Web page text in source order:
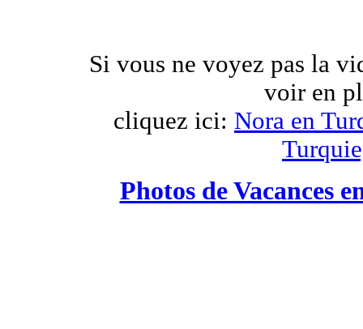
Si vous ne voyez pas la
voir en
cliquez ici: Nora en
Photos de Vacances